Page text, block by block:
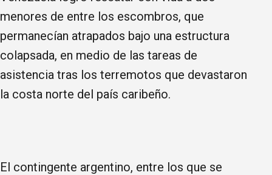
menores de entre los escombros, que
permanecían atrapados bajo una estructura
colapsada, en medio de las tareas de
asistencia tras los terremotos que devastaron
la costa norte del país caribeño.
El contingente argentino, entre los que se